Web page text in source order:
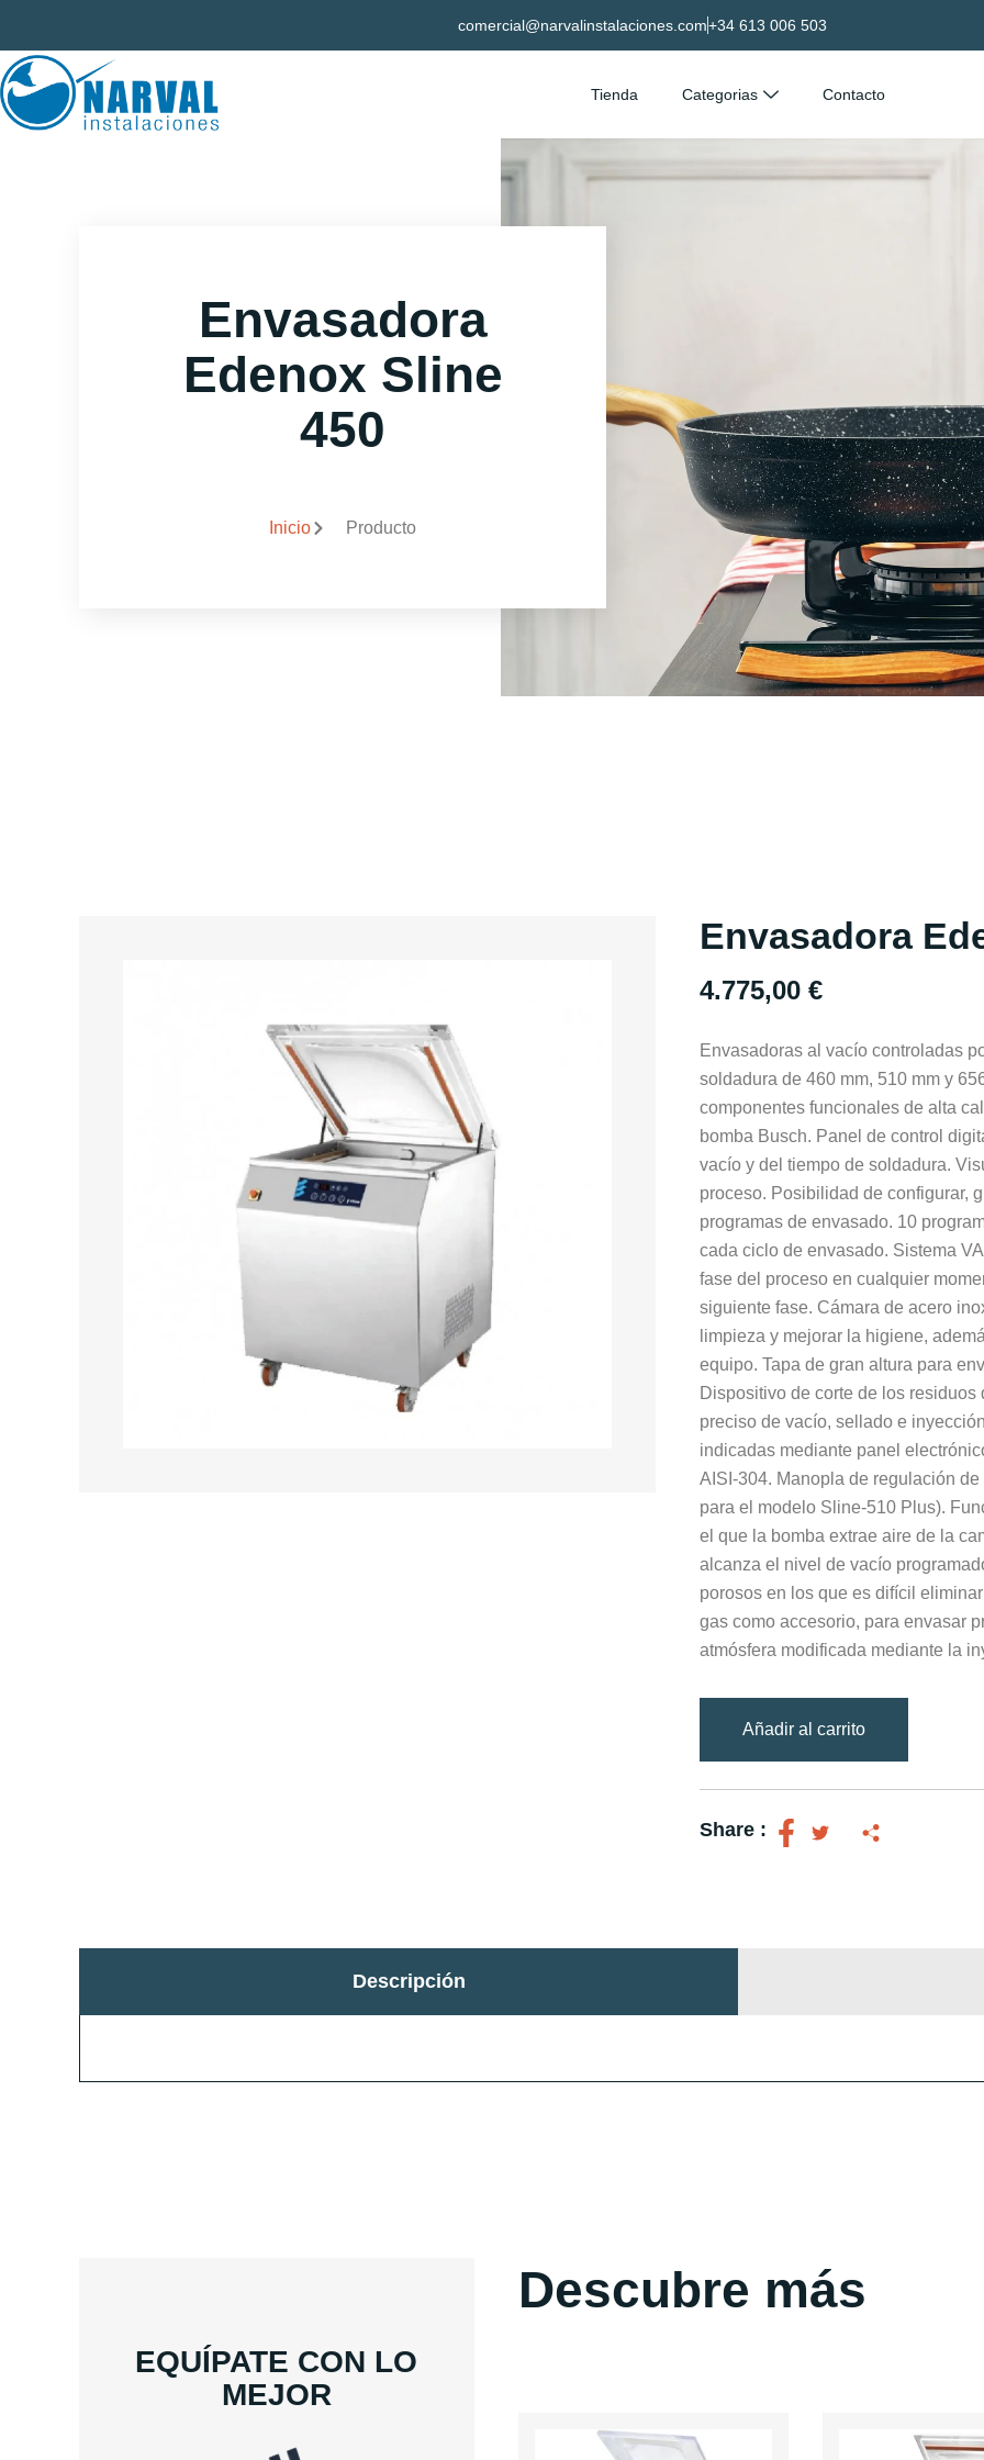
contenido
comercial@narvalinstalaciones.com+34 613 006 503
Tienda Categorias Contacto
Envasadora
Edenox Sline
450
Inicio Producto
Envasadora
4.775,00 €
Envasadoras al vacío controladas
soldadura de 460 mm, 510 mm y
componentes funcionales de alta
bomba Busch. Panel de control
vacío y del tiempo de soldadura.
proceso. Posibilidad de configurar,
programas de envasado. 10
cada ciclo de envasado. Sistema
fase del proceso en cualquier
siguiente fase. Cámara de acero
limpieza y mejorar la higiene,
equipo. Tapa de gran altura para
Dispositivo de corte de los
preciso de vacío, sellado e
indicadas mediante panel
AISI-304. Manopla de regulación
para el modelo Sline-510 Plus).
el que la bomba extrae aire de la
alcanza el nivel de vacío
porosos en los que es difícil
gas como accesorio, para envasar
atmósfera modificada mediante la
Añadir al carrito
Share :
Descripción
EQUÍPATE CON LO
MEJOR
Descubre más